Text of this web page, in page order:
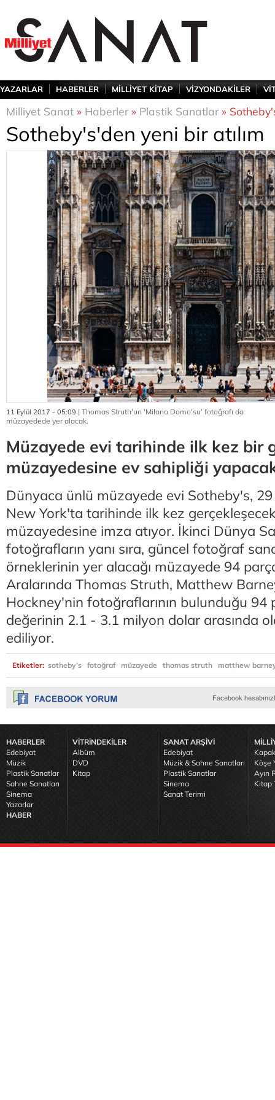
YAZARLAR HABERLER MİLLİYET KİTAP VİZYONDAKİLER
Milliyet Sanat » Haberler» Plastik Sanatlar»
Sotheby's'den yeni bir atılım
11 Eylül 2017 - 05:09 | Thomas Struth'un 'Milano Domo'su' fotoğrafı da
müzayedede yer alacak.
Müzayede evi tarihinde ilk kez bir
müzayedesine ev sahipliği
Dünyaca ünlü müzayede evi Sotheby's,
New York'ta tarihinde ilk kez
müzayedesine imza atıyor. İkinci Dünya
fotoğrafların yanı sıra, güncel fotoğraf
örneklerinin yer alacağı müzayede 94
Aralarında Thomas Struth, Matthew
Hockney'nin fotoğraflarının bulunduğu 94
değerinin 2.1 - 3.1 milyon dolar arasında
ediliyor.
Etiketler: sotheby's fotoğraf müzayede thomas struth matthew
HABERLER
Edebiyat
Müzik
Plastik Sanatlar
Sahne Sanatları
Sinema
Yazarlar
HABER
VİTRİNDEKİLER
Albüm
DVD
Kitap
SANAT ARŞİVİ
Edebiyat
Müzik & Sahne Sanatları
Plastik Sanatlar
Sinema
Sanat Terimi
Köşe
Ayın
Kitap